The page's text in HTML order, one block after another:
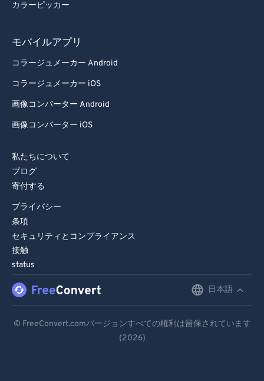
カラーピッカー
モバイルアプリ
コラージュメーカー Android
コラージュメーカー iOS
画像コンバーター Android
画像コンバーター iOS
私たちについて
ブログ
寄付する
プライバシー
条項
セキュリティとコンプライアンス
接触
status
日本語
Español
© FreeConvert.comバージョンすべての権利は留保されています
(2026)